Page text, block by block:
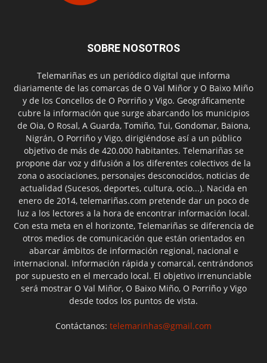
SOBRE NOSOTROS
Telemariñas es un periódico digital que informa
diariamente de las comarcas de O Val Miñor y O Baixo Miño
y de los Concellos de O Porriño y Vigo. Geográficamente
cubre la información que surge abarcando los municipios
de Oia, O Rosal, A Guarda, Tomiño, Tui, Gondomar, Baiona,
Nigrán, O Porriño y Vigo, dirigiéndose así a un público
objetivo de más de 420.000 habitantes. Telemariñas se
propone dar voz y difusión a los diferentes colectivos de la
zona o asociaciones, personajes desconocidos, noticias de
actualidad (Sucesos, deportes, cultura, ocio...). Nacida en
enero de 2014, telemariñas.com pretende dar un poco de
luz a los lectores a la hora de encontrar información local.
Con esta meta en el horizonte, Telemariñas se diferencia de
otros medios de comunicación que están orientados en
abarcar ámbitos de información regional, nacional e
internacional. Información rápida y comarcal, centrándonos
por supuesto en el mercado local. El objetivo irrenunciable
será mostrar O Val Miñor, O Baixo Miño, O Porriño y Vigo
desde todos los puntos de vista.
Contáctanos: telemarinhas@gmail.com